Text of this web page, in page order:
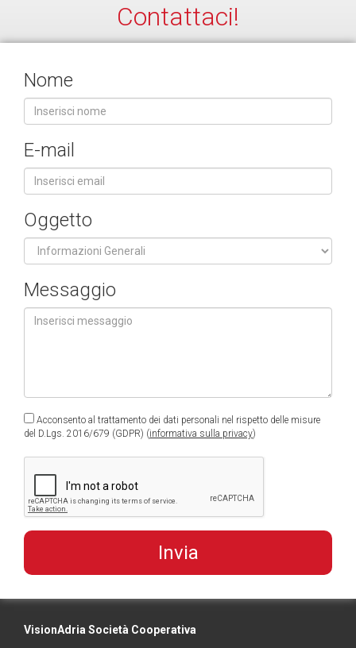
Contattaci!
Nome
E-mail
Oggetto
Messaggio
Acconsento al trattamento dei dati personali nel rispetto delle misure
del D.Lgs. 2016/679 (GDPR) (informativa sulla privacy)
VisionAdria Società Cooperativa